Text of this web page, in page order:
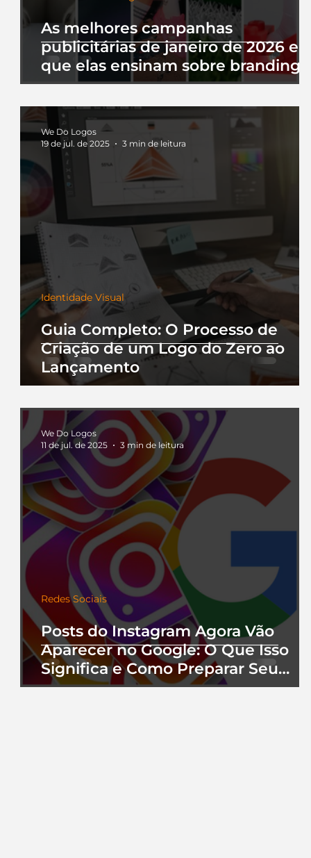
As melhores campanhas
publicitárias de janeiro de 2026 e
que elas ensinam sobre branding
Guia Completo: O Processo de
Criação de um Logo do Zero ao
Lançamento
Identidade Visual
We Do Logos
19 de jul. de 2025
3 min de leitura
Posts do Instagram Agora Vão
Aparecer no Google: O Que Isso
Significa e Como Preparar Seu
Perfil
Redes Sociais
We Do Logos
11 de jul. de 2025
3 min de leitura